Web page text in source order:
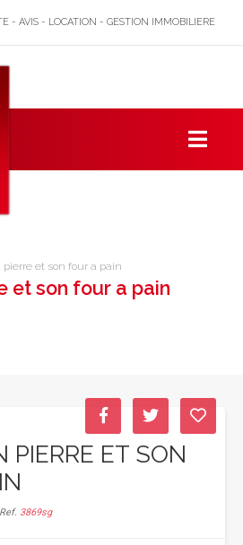
- AVIS - LOCATION - GESTION IMMOBILIERE
pierre et son four a pain
et son four a pain
PIERRE ET SON
Ref. 3869sg